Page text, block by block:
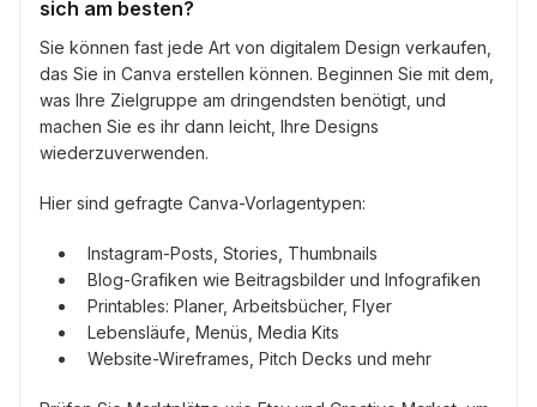
sich am besten?
Sie können fast jede Art von digitalem Design verkaufen,
das Sie in Canva erstellen können. Beginnen Sie mit dem,
was Ihre Zielgruppe am dringendsten benötigt, und
machen Sie es ihr dann leicht, Ihre Designs
wiederzuverwenden.
Hier sind gefragte Canva-Vorlagentypen:
Instagram-Posts, Stories, Thumbnails
Blog-Grafiken wie Beitragsbilder und Infografiken
Printables: Planer, Arbeitsbücher, Flyer
Lebensläufe, Menüs, Media Kits
Website-Wireframes, Pitch Decks und mehr